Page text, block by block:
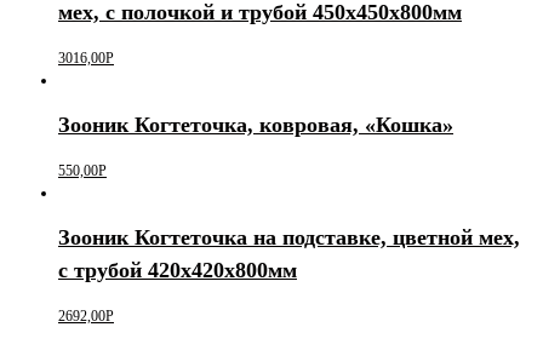
мех, с полочкой и трубой 450х450х800мм
3016,00Р
Зооник Когтеточка, ковровая, «Кошка»
550,00Р
Зооник Когтеточка на подставке, цветной мех,
с трубой 420х420х800мм
2692,00Р